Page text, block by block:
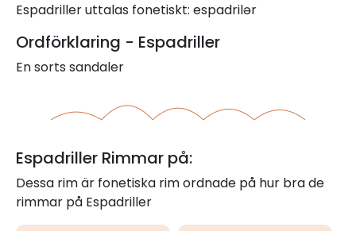
Espadriller uttalas fonetiskt: espadrilər
Ordförklaring - Espadriller
En sorts sandaler
Espadriller Rimmar på:
Dessa rim är fonetiska rim ordnade på hur bra de
rimmar på Espadriller